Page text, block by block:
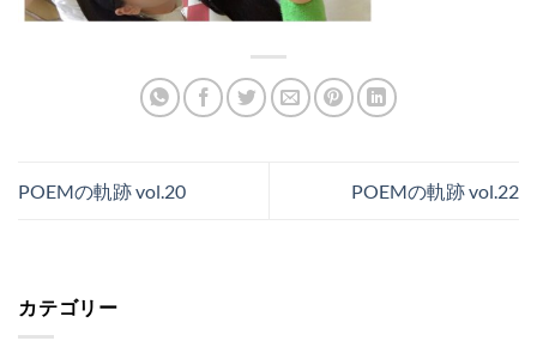
POEMの軌跡 vol.20 POEMの軌跡 vol.22
カテゴリー